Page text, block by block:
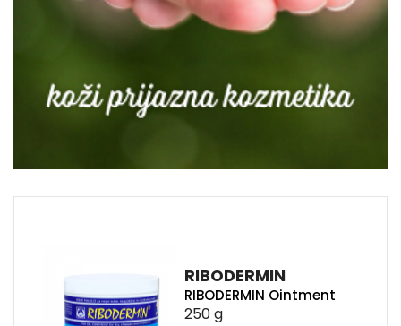
RIBODERMIN
RIBODERMIN Ointment
250 g